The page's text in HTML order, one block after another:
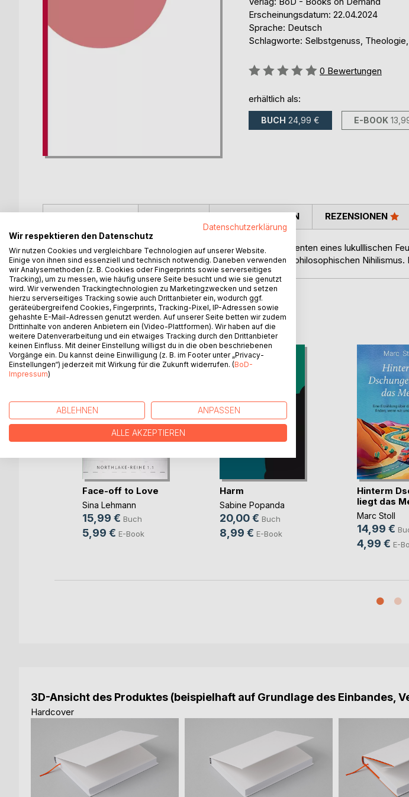
Erscheinungsdatum: 22.04.2024
Sprache: Deutsch
Schlagworte: Selbstgenuss,
Bewertung::
0 Bewertungen
erhältlich als:
BUCH 24,99 € E-BOOK
Petron, der große Arbiter Elegantiarum wird hier zum Dirigenten eines lukulllischen
zum Selbstgenuss ist dies eine narrative Antwort auf den philosophischen Nihilismus.
PRESSESTIMMEN REZENSIONEN
WEITERE TITEL BEIBoD
Face-off to Love
Sina Lehmann
15,99 € Buch
5,99 € E-Book
Harm
Sabine Popanda
20,00 € Buch
8,99 € E-Book
Hinterm
liegt das
Marc Stoll
14,99 €
4,99 € E-
3D-Ansicht des Produktes (beispielhaft auf Grundlage des Einbandes,
Hardcover
Datenschutzerklärung
Wir respektieren den Datenschutz
Wir nutzen Cookies und vergleichbare Technologien auf unserer Website.
Einige von ihnen sind essenziell und technisch notwendig. Daneben verwenden
wir Analysemethoden (z. B. Cookies oder Fingerprints sowie serverseitiges
Tracking), um zu messen, wie häufig unsere Seite besucht und wie sie genutzt
wird. Wir verwenden Trackingtechnologien zu Marketingzwecken und setzen
hierzu serverseitiges Tracking sowie auch Drittanbieter ein, wodurch ggf.
geräteübergreifend Cookies, Fingerprints, Tracking-Pixel, IP-Adressen sowie
gehashte E-Mail-Adressen genutzt werden. Auf unserer Seite betten wir zudem
Drittinhalte von anderen Anbietern ein (Video-Plattformen). Wir haben auf die
weitere Datenverarbeitung und ein etwaiges Tracking durch den Drittanbieter
keinen Einfluss. Mit deiner Einstellung willigst du in die oben beschriebenen
Vorgänge ein. Du kannst deine Einwilligung (z. B. im Footer unter „Privacy-
Einstellungen“) jederzeit mit Wirkung für die Zukunft widerrufen. (BoD-
Impressum)
ABLEHNEN ANPASSEN
ALLE AKZEPTIEREN